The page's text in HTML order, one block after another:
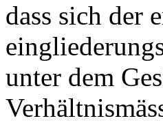
dass sich der
unter dem